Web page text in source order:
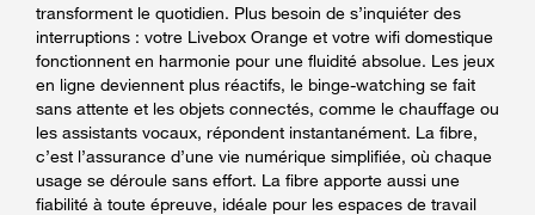
transforment le quotidien. Plus besoin de s’inquiéter des
interruptions : votre Livebox Orange et votre wifi domestique
fonctionnent en harmonie pour une fluidité absolue. Les jeux
en ligne deviennent plus réactifs, le binge-watching se fait
sans attente et les objets connectés, comme le chauffage ou
les assistants vocaux, répondent instantanément. La fibre,
c’est l’assurance d’une vie numérique simplifiée, où chaque
usage se déroule sans effort. La fibre apporte aussi une
fiabilité à toute épreuve, idéale pour les espaces de travail